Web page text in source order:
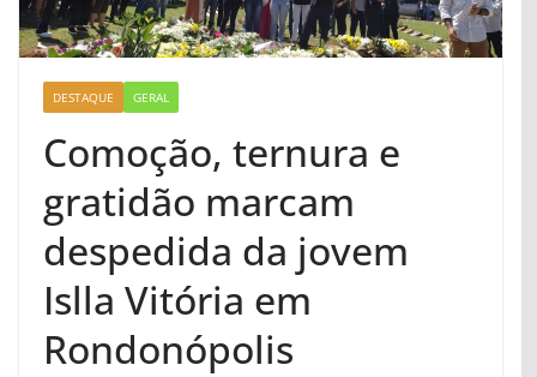
DESTAQUE GERAL
Comoção, ternura e
gratidão marcam
despedida da jovem
Islla Vitória em
Rondonópolis